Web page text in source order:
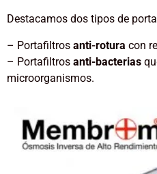
Destacamos dos tipos de
– Portafiltros anti-rotura con
– Portafiltros anti-bacterias
microorganismos.